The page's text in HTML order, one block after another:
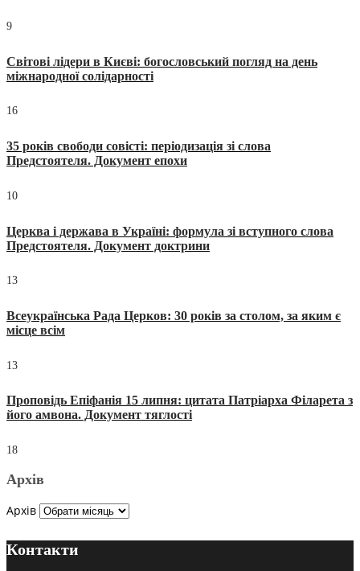
9
Світові лідери в Києві: богословський погляд на день
міжнародної солідарності
16
35 років свободи совісті: періодизація зі слова
Предстоятеля. Документ епохи
10
Церква і держава в Україні: формула зі вступного слова
Предстоятеля. Документ доктрини
13
Всеукраїнська Рада Церков: 30 років за столом, за яким є
місце всім
13
Проповідь Епіфанія 15 липня: цитата Патріарха Філарета з
його амвона. Документ тяглості
18
Архів
Архів
Контакти